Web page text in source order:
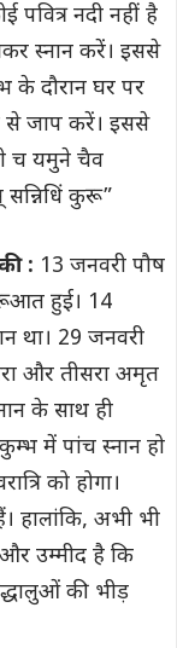
नदी नहीं है
स्नान करें। इससे
के दौरान घर पर
से जाप करें। इससे
च यमुने चैव
सन्निधिं कुरू”
: 13 जनवरी पौष
हुई। 14
था। 29 जनवरी
और तीसरा अमृत
के साथ ही
में पांच स्नान हो
को होगा।
हालांकि, अभी भी
उम्मीद है कि
की भीड़